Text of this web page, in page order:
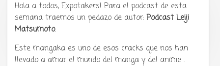
Tu radio y podcast sobre manga,
Hola a todos, Expotakers! Para el podcast de esta
semana traemos un pedazo de autor: Podcast Leiji
Matsumoto.
Este mangaka es uno de esos cracks que nos han
llevado a amar el mundo del manga y del anime .